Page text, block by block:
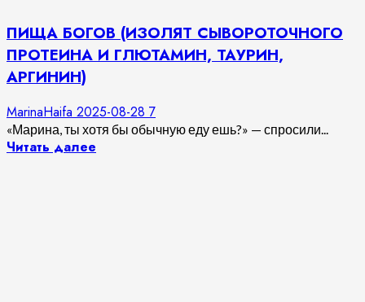
ПИЩА БОГОВ (ИЗОЛЯТ СЫВОРОТОЧНОГО
ПРОТЕИНА И ГЛЮТАМИН, ТАУРИН,
АРГИНИН)
MarinaHaifa 2025-08-28 7
«Марина, ты хотя бы обычную еду ешь?» — спросили...
Читать далее